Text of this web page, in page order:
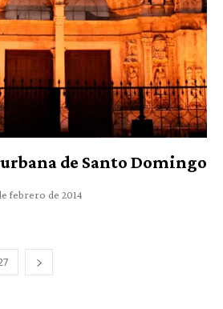
de Santo Domingo
febrero de 2014